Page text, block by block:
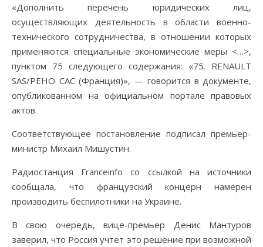
«Дополнить перечень юридических лиц,
осуществляющих деятельность в области военно-
технического сотрудничества, в отношении которых
применяются специальные экономические меры <…>,
пунктом 75 следующего содержания: «75. RENAULT
SAS/PEHO САС (Франция)», — говорится в документе,
опубликованном на официальном портале правовых
актов.
Соответствующее постановление подписал премьер-
министр Михаил Мишустин.
Радиостанция Franceinfo со ссылкой на источники
сообщала, что французский концерн намерен
производить беспилотники на Украине.
В свою очередь, вице-премьер Денис Мантуров
заверил, что Россия учтет это решение при возможной